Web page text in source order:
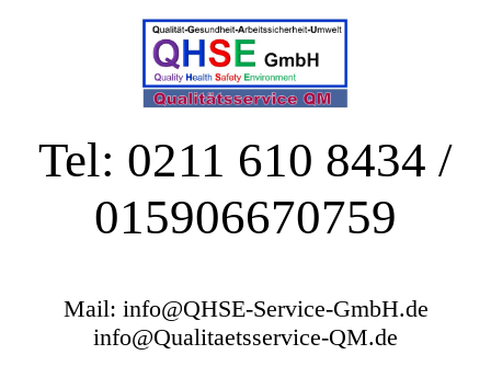
Tel: 0211 610 8434 /
015906670759
Mail: info@QHSE-Service-GmbH.de
info@Qualitaetsservice-QM.de